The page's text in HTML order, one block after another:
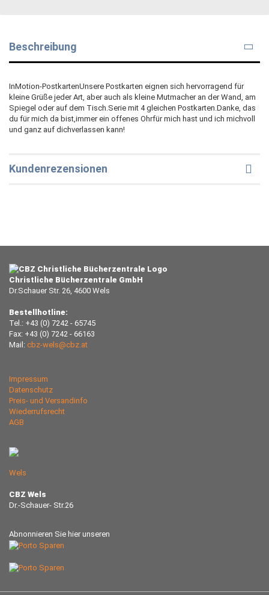
Beschreibung
InMotion-PostkartenUnsere Postkarten eignen sich hervorragend für
kleine Grüße jeder Art, aber auch als kleine Mutmacher an der Wand, am
Spiegel oder auf dem Tisch.Serie mit 4 gleichen Postkarten.Danke, das
du für mich da bist,immer ein offenes Ohrfür mich hast und ich michvoll
und ganz auf dichverlassen kann!
Kundenrezensionen
Christliche Bücherzentrale GmbH
Dr.Schauer Str. 26, 4600 Wels
Bestellhotline:
Tel.: +43 (0) 7242 - 65745
Fax: +43 (0) 7242 - 66163
Mail: cbz-wels@cbz.at
Impressum
Datenschutz
Preis- und Versandinfo
Wiederrufsrecht
AGB
Wels
CBZ Wels
Dr.-Schauer- Str.26
Abnonnieren Sie hier unseren